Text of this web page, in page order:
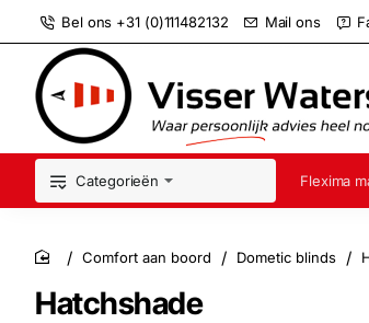
Bel ons +31 (0)111482132 Mail ons
Categorieën Flexima
Hatchshade
home
Comfort aan boord Dometic blinds